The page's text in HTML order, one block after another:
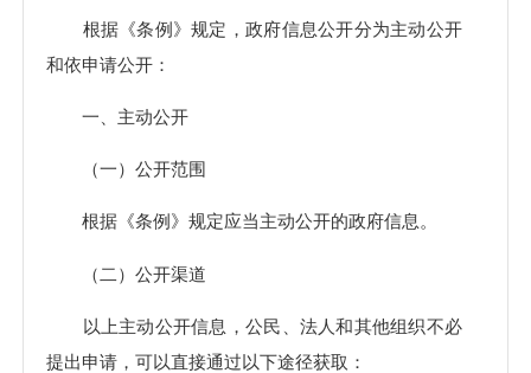
根据《条例》规定，政府信息公开分为主动公开
和依申请公开：
一、主动公开
（一）公开范围
根据《条例》规定应当主动公开的政府信息。
（二）公开渠道
以上主动公开信息，公民、法人和其他组织不必
提出申请，可以直接通过以下途径获取：